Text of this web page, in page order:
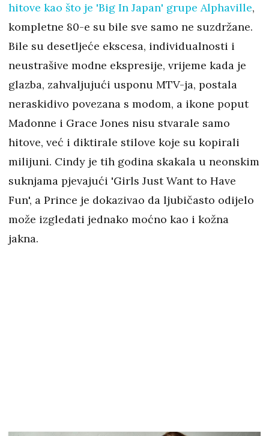
hitove kao što je 'Big In Japan' grupe Alphaville,
kompletne 80-e su bile sve samo ne suzdržane.
Bile su desetljeće ekscesa, individualnosti i
neustrašive modne ekspresije, vrijeme kada je
glazba, zahvaljujući usponu MTV-ja, postala
neraskidivo povezana s modom, a ikone poput
Madonne i Grace Jones nisu stvarale samo
hitove, već i diktirale stilove koje su kopirali
milijuni. Cindy je tih godina skakala u neonskim
suknjama pjevajući 'Girls Just Want to Have
Fun', a Prince je dokazivao da ljubičasto odijelo
može izgledati jednako moćno kao i kožna
jakna.